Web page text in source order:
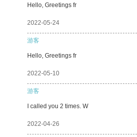
Hello, Greetings fr
2022-05-24
游客
Hello, Greetings fr
2022-05-10
游客
I called you 2 times. W
2022-04-26